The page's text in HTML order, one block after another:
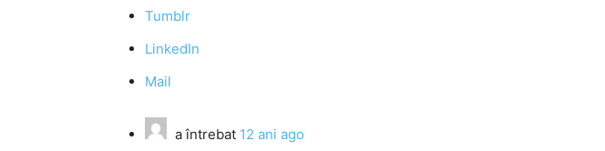
Tumblr
LinkedIn
Mail
a întrebat 12 ani ago